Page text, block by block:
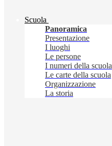
Scuola
Panoramica
Presentazione
I luoghi
Le persone
I numeri della scuola
Le carte della scuola
Organizzazione
La storia